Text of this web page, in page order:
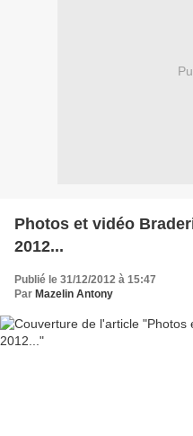
Photos et vidéo
2012...
Publié le 31/12/2012 à 15:47
Par Mazelin Antony